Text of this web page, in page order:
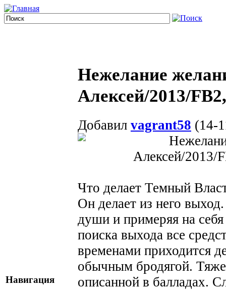
Навигация
Нежелание
Алексей/2013/
Добавил vagrant58 (14-
Что делает Темный
Он делает из него
души и примеряя на
поиска выхода все
временами приходится
обычным бродягой.
описанной в балладах.